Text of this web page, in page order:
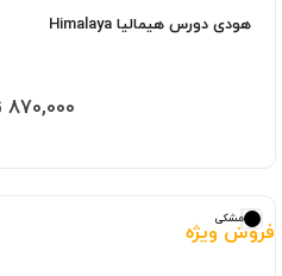
هودی دورس هیمالیا Himalaya
870,000 تومان
فروش ویژه
مشکی